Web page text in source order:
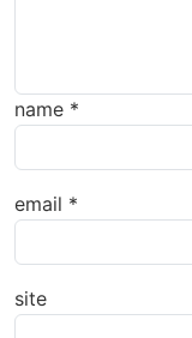
name *
email *
site